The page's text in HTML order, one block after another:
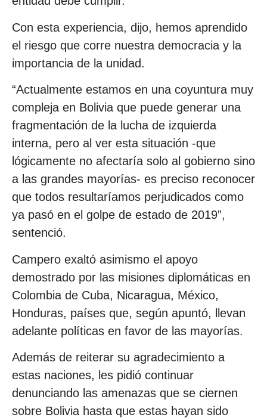
Con esta experiencia, dijo, hemos aprendido
el riesgo que corre nuestra democracia y la
importancia de la unidad.
“Actualmente estamos en una coyuntura muy
compleja en Bolivia que puede generar una
fragmentación de la lucha de izquierda
interna, pero al ver esta situación -que
lógicamente no afectaría solo al gobierno sino
a las grandes mayorías- es preciso reconocer
que todos resultaríamos perjudicados como
ya pasó en el golpe de estado de 2019”,
sentenció.
Campero exaltó asimismo el apoyo
demostrado por las misiones diplomáticas en
Colombia de Cuba, Nicaragua, México,
Honduras, países que, según apuntó, llevan
adelante políticas en favor de las mayorías.
Además de reiterar su agradecimiento a
estas naciones, les pidió continuar
denunciando las amenazas que se ciernen
sobre Bolivia hasta que estas hayan sido